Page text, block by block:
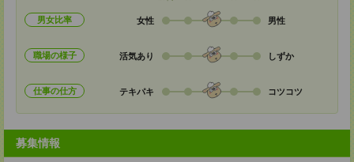
男女比率 女性 男性
職場の様子 活気あり しずか
仕事の仕方 テキパキ コツコツ
募集情報